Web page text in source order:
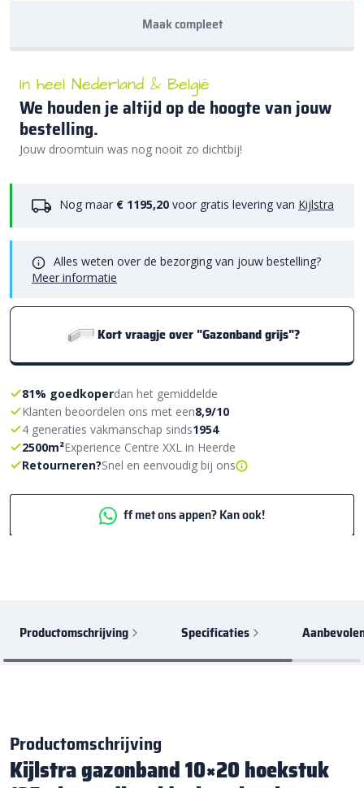
Maak compleet
In heel Nederland & België
We houden je altijd op de hoogte van jouw
bestelling.
Jouw droomtuin was nog nooit zo dichtbij!
Nog maar € 1195,20 voor gratis levering van Kijlstra
Alles weten over de bezorging van jouw bestelling?
Meer informatie
Kort vraagje over "Gazonband grijs"?
81% goedkoperdan het gemiddelde
Klanten beoordelen ons met een8,9/10
4 generaties vakmanschap sinds1954
2500m²Experience Centre XXL in Heerde
Retourneren?Snel en eenvoudig bij ons
ff met ons appen? Kan ook!
Productomschrijving Specificaties
Productomschrijving
Kijlstra gazonband 10×20 hoekstuk